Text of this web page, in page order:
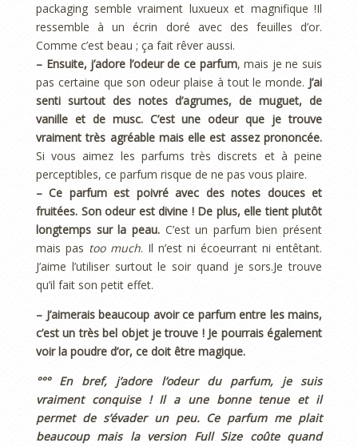
packaging semble vraiment luxueux et magnifique !Il
ressemble à un écrin doré avec des feuilles d’or.
Comme c’est beau ; ça fait rêver aussi.
– Ensuite, j’adore l’odeur de ce parfum, mais je ne suis
pas certaine que son odeur plaise à tout le monde. J’ai
senti surtout des notes d’agrumes, de muguet, de
vanille et de musc. C’est une odeur que je trouve
vraiment très agréable mais elle est assez prononcée.
Si vous aimez les parfums très discrets et à peine
perceptibles, ce parfum risque de ne pas vous plaire.
– Ce parfum est poivré avec des notes douces et
fruitées. Son odeur est divine ! De plus, elle tient plutôt
longtemps sur la peau.C’est un parfum bien présent
mais pas too much. Il n’est ni écoeurrant ni entêtant.
J’aime l’utiliser surtout le soir quand je sors.Je trouve
qu’il fait son petit effet.
– J’aimerais beaucoup avoir ce parfum entre les mains,
c’est un très bel objet je trouve ! Je pourrais également
voir la poudre d’or, ce doit être magique.
°°° En bref, j’adore l’odeur du parfum, je suis
vraiment conquise ! Il a une bonne tenue et il
permet de s’évader un peu. Ce parfum me plait
beaucoup mais la version Full Size coûte quand